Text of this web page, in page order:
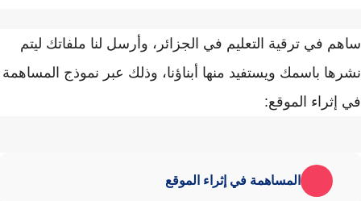
ساهم في ترقية التعليم في الجزائر، وأرسل لنا ملفاتك ليتم
نشرها باسمك ويستفيد منها أبناؤنا، وذلك عبر نموذج المساهمة
في إثراء الموقع:
المساهمة في إثراء الموقع